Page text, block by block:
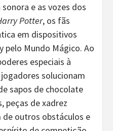
e as vozes dos
Potter, os fãs
em dispositivos
pelo Mundo Mágico. Ao
especiais à
solucionam
sapos de chocolate
peças de xadrez
de outros obstáculos e